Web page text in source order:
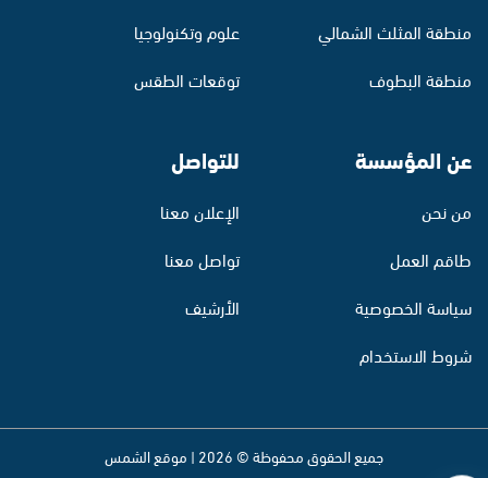
منطقة المثلث الشمالي
منطقة البطوف
علوم وتكنولوجيا
توقعات الطقس
عن المؤسسة
من نحن
طاقم العمل
سياسة الخصوصية
شروط الاستخدام
للتواصل
الإعلان معنا
تواصل معنا
الأرشيف
جميع الحقوق محفوظة © 2026 | موقع الشمس